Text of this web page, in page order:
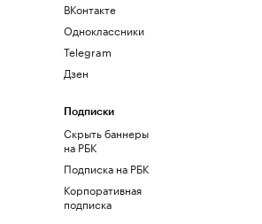
ВКонтакте
Одноклассники
Telegram
Дзен
Подписки
Скрыть баннеры
на РБК
Подписка на РБК
Корпоративная
подписка